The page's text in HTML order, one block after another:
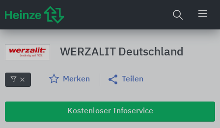
WERZALIT Deutschland
Merken Teilen
Kostenloser Infoservice